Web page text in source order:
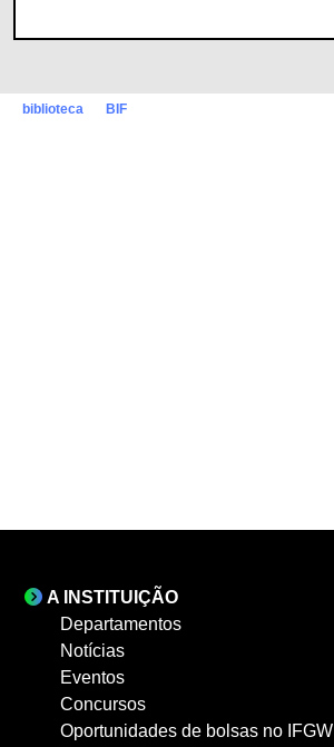
biblioteca BIF
A INSTITUIÇÃO
Departamentos
Notícias
Eventos
Concursos
Oportunidades de bolsas no IFGW